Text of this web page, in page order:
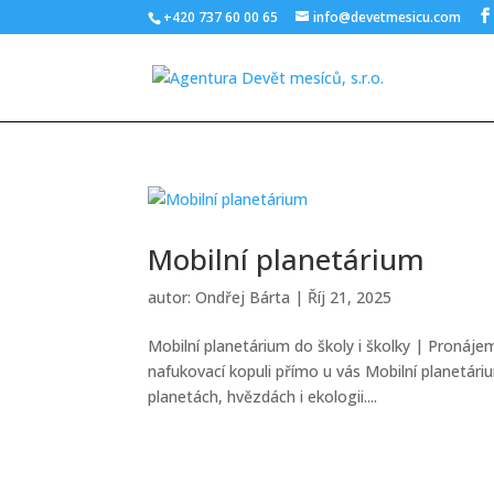
+420 737 60 00 65 info@devetmesicu.com
Mobilní planetárium
autor:Ondřej Bárta | Říj 21, 2025
Mobilní planetárium do školy i školky |
nafukovací kopuli přímo u vás Mobilní
planetách, hvězdách i ekologii....